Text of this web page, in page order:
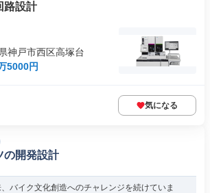
路設計
神戸市西区高塚台
5000円
気になる
の開発設計
バイク文化創造へのチャレンジを続けていま